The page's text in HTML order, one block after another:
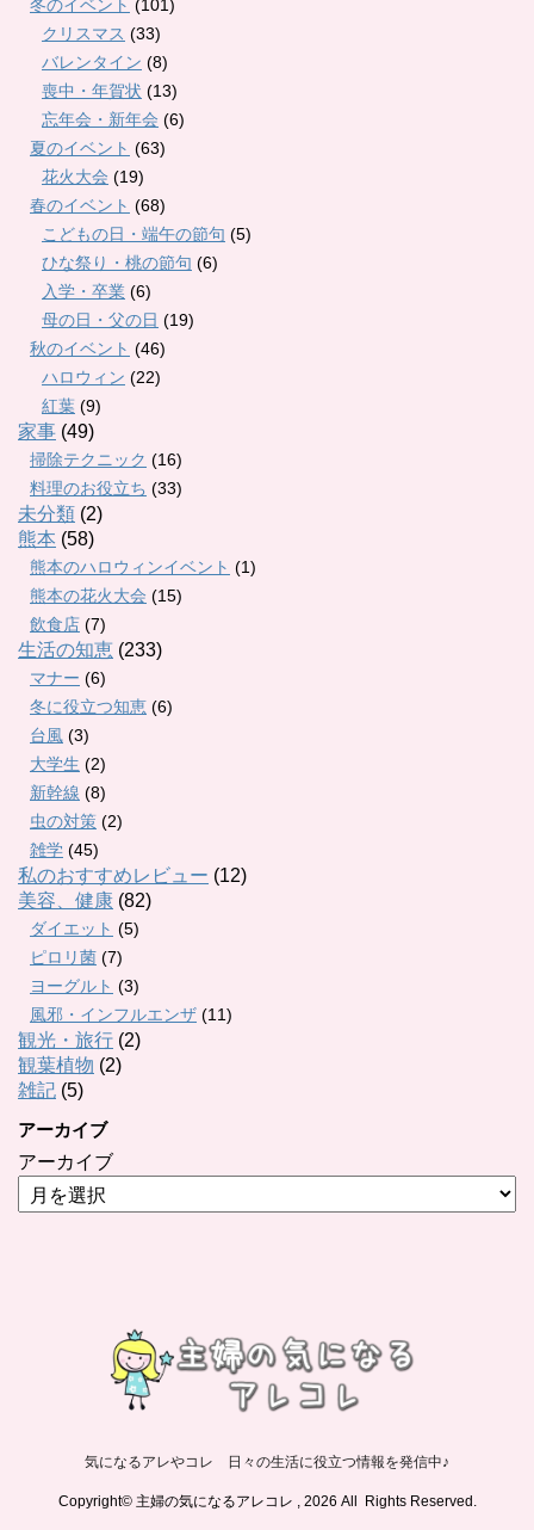
冬のイベント (101)
クリスマス (33)
バレンタイン (8)
喪中・年賀状 (13)
忘年会・新年会 (6)
夏のイベント (63)
花火大会 (19)
春のイベント (68)
こどもの日・端午の節句 (5)
ひな祭り・桃の節句 (6)
入学・卒業 (6)
母の日・父の日 (19)
秋のイベント (46)
ハロウィン (22)
紅葉 (9)
家事 (49)
掃除テクニック (16)
料理のお役立ち (33)
未分類 (2)
熊本 (58)
熊本のハロウィンイベント (1)
熊本の花火大会 (15)
飲食店 (7)
生活の知恵 (233)
マナー (6)
冬に役立つ知恵 (6)
台風 (3)
大学生 (2)
新幹線 (8)
虫の対策 (2)
雑学 (45)
私のおすすめレビュー (12)
美容、健康 (82)
ダイエット (5)
ピロリ菌 (7)
ヨーグルト (3)
風邪・インフルエンザ (11)
観光・旅行 (2)
観葉植物 (2)
雑記 (5)
アーカイブ
アーカイブ
気になるアレやコレ 日々の生活に役立つ情報を発信中♪
Copyright© 主婦の気になるアレコレ , 2026 All Rights Reserved.